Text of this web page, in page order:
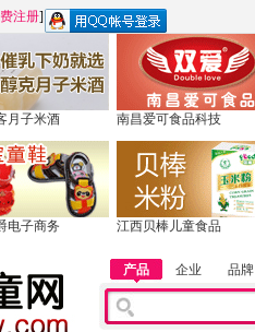
注册]
月子米酒 南昌爱可食品科技
电子商务 江西贝棒儿童食品
产品 企业 品牌